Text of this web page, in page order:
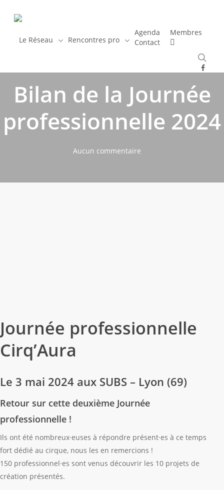
content
Le Réseau Rencontres pro
Agenda
Membres
Contact
Bilan de la Journée
professionnelle 2024
Aucun commentaire
Journée professionnelle
Cirq’Aura
Le 3 mai 2024 aux SUBS – Lyon (69)
Retour sur cette deuxième Journée
professionnelle !
Ils ont été nombreux·euses à répondre présent·es à ce temps
fort dédié au cirque, nous les en remercions !
150 professionnel·es sont venus découvrir les 10 projets de
création présentés.